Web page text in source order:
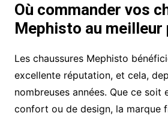
Où commander vos
Mephisto au meilleur
Les chaussures Mephisto
excellente réputation, et cela,
nombreuses années. Que ce soit
confort ou de design, la marque